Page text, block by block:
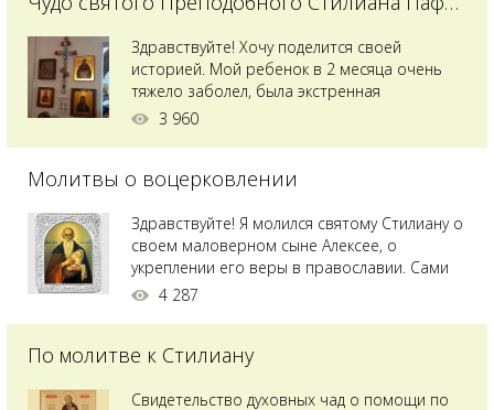
Здравствуйте! Хочу поделится своей
историей. Мой ребенок в 2 месяца очень
тяжело заболел, была экстренная
сложнейшая операция, состояние после
святого Владимира я увидела незнакомую
позже прочитав про него, узнала про
Преподобного...
3 960
Молитвы о воцерковлении
Здравствуйте! Я молился святому Стилиану о
своем маловерном сыне Алексее, о
укреплении его веры в православии. Сами
мы с супругой воцерковлены. Через год
вершину. Приложились к множеству святынь
4 287
По молитве к Стилиану
Свидетельство духовных чад о помощи по